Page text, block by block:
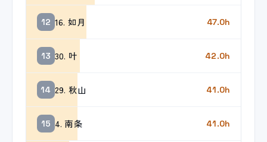
12 16. 如月 47.0h
13 30. 叶 42.0h
14 29. 秋山 41.0h
15 4. 南条 41.0h